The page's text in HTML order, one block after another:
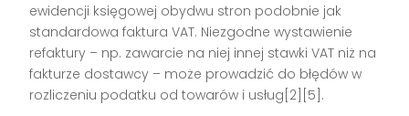
ewidencji księgowej obydwu stron podobnie jak
standardowa faktura VAT. Niezgodne wystawienie
refaktury – np. zawarcie na niej innej stawki VAT niż na
fakturze dostawcy – może prowadzić do błędów w
rozliczeniu podatku od towarów i usług[2][5].